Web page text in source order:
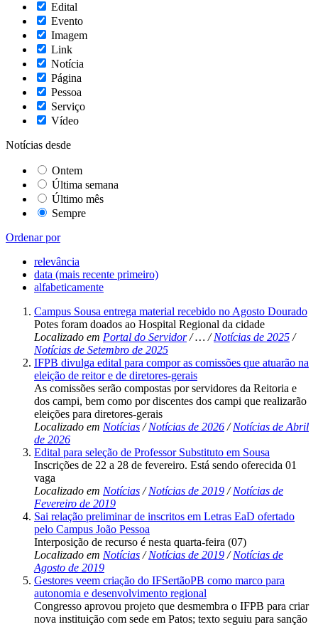
Edital
Evento
Imagem
Link
Notícia
Página
Pessoa
Serviço
Vídeo
Notícias desde
Ontem
Última semana
Último mês
Sempre
Ordenar por
relevância
data (mais recente primeiro)
alfabeticamente
Campus Sousa entrega material recebido no Agosto Dourado
Potes foram doados ao Hospital Regional da cidade
Localizado em Portal do Servidor /…/Notícias de 2025 /
Notícias de Setembro de 2025
IFPB divulga edital para compor as comissões que atuarão na
eleição de reitor e de diretores-gerais
As comissões serão compostas por servidores da Reitoria e
dos campi, bem como por discentes dos campi que realizarão
eleições para diretores-gerais
Localizado em Notícias /Notícias de 2026 /Notícias de Abril
de 2026
Edital para seleção de Professor Substituto em Sousa
Inscrições de 22 a 28 de fevereiro. Está sendo oferecida 01
vaga
Localizado em Notícias /Notícias de 2019 /Notícias de
Fevereiro de 2019
Sai relação preliminar de inscritos em Letras EaD ofertado
pelo Campus João Pessoa
Interposição de recurso é nesta quarta-feira (07)
Localizado em Notícias /Notícias de 2019 /Notícias de
Agosto de 2019
Gestores veem criação do IFSertãoPB como marco para
autonomia e desenvolvimento regional
Congresso aprovou projeto que desmembra o IFPB para criar
nova instituição com sede em Patos; texto seguiu para sanção